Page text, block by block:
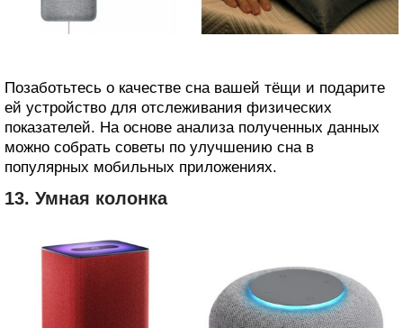
Позаботьтесь о качестве сна вашей тёщи и подарите
ей устройство для отслеживания физических
показателей. На основе анализа полученных данных
можно собрать советы по улучшению сна в
популярных мобильных приложениях.
13. Умная колонка